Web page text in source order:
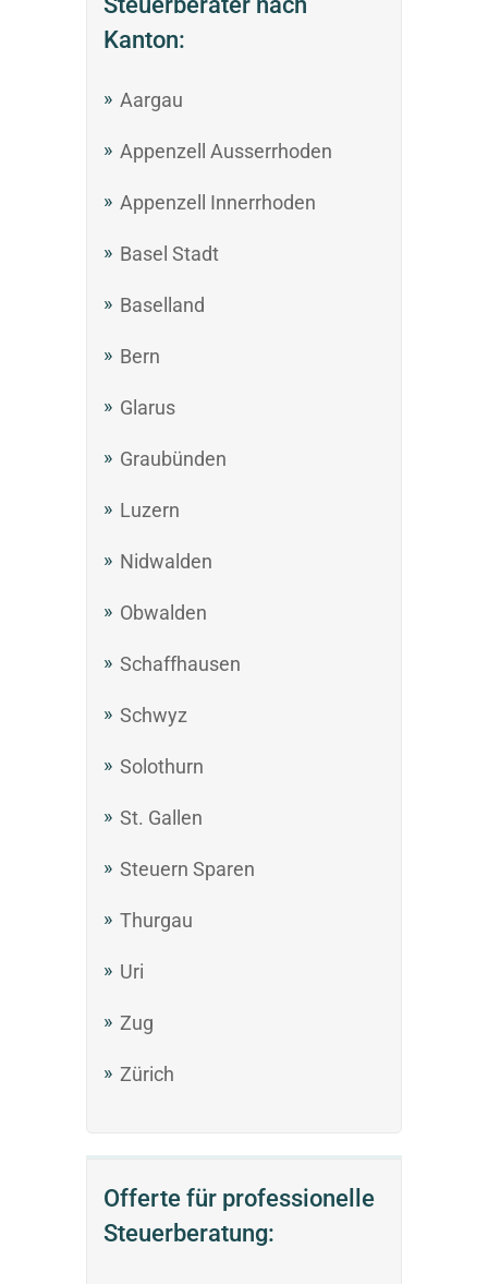
Kanton:
Aargau
Appenzell Ausserrhoden
Appenzell Innerrhoden
Basel Stadt
Baselland
Bern
Glarus
Graubünden
Luzern
Nidwalden
Obwalden
Schaffhausen
Schwyz
Solothurn
St. Gallen
Steuern Sparen
Thurgau
Uri
Zug
Zürich
Offerte für professionelle
Steuerberatung: